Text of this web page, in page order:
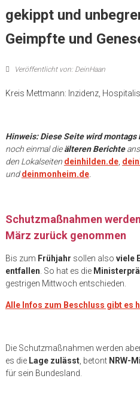
gekippt und
Geimpfte und
Veröffentlicht von: DeinHaan
Kreis Mettmann: Inzidenz,
Hinweis: Diese Seite wird
noch einmal dieälteren Berichte
den Lokalseiten deinhilden.de,
unddeinmonheim.de.
Schutzmaßnahmen
März zurück genommen
Bis zum Frühjahr sollen also viele
entfallen . So hat es die
gestrigen Mittwoch entschieden.
Alle Infos zum Beschluss gibt es
Die Schutzmaßnahmen werden
es die Lage zulässt, betont NRW-
für sein Bundesland.